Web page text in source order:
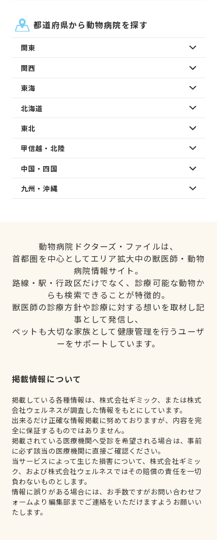
都道府県から動物病院を探す
関東
関西
東海
北海道
東北
甲信越・北陸
中国・四国
九州・沖縄
動物病院ドクターズ・ファイルは、
首都圏を中心としてエリア拡大中の獣医師・動物
病院情報サイト。
路線・駅・行政区だけでなく、診療可能な動物か
らも検索できることが特徴的。
獣医師の診療方針や診療に対する想いを取材し記
事として発信し、
ペットも大切な家族として健康管理を行うユーザ
ーをサポートしています。
掲載情報について
掲載している各種情報は、株式会社ギミック、または株式
会社ウェルネスが調査した情報をもとにしています。
出来るだけ正確な情報掲載に努めておりますが、内容を完
全に保証するものではありません。
掲載されている医療機関へ受診を希望される場合は、事前
に必ず該当の医療機関に直接ご確認ください。
当サービスによって生じた損害について、株式会社ギミッ
ク、および株式会社ウェルネスではその賠償の責任を一切
負わないものとします。
情報に誤りがある場合には、お手数ですがお問い合わせフ
ォームより編集部までご連絡をいただけますようお願いい
たします。